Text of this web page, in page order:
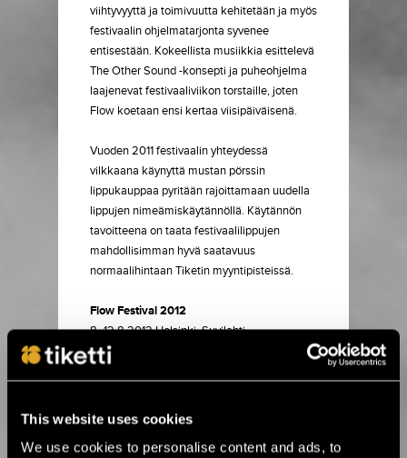
This website uses cookies
We use cookies to personalise content and ads, to
viihtyvyyttä ja toimivuutta kehitetään ja myös
festivaalin ohjelmatarjonta syvenee
entisestään. Kokeellista musiikkia esittelevä
The Other Sound -konsepti ja puheohjelma
laajenevat festivaaliviikon torstaille, joten
Flow koetaan ensi kertaa viisipäiväisenä.
Vuoden 2011 festivaalin yhteydessä
vilkkaana käynyttä mustan pörssin
lippukauppaa pyritään rajoittamaan uudella
lippujen nimeämiskäytännöllä. Käytännön
tavoitteena on taata festivaalilippujen
mahdollisimman hyvä saatavuus
normaalihintaan Tiketin myyntipisteissä.
Flow Festival 2012
8.-12.8.2012 Helsinki, Suvilahti
4 päivää: pe-su + avajaiskonsertti
alk. 161,50
1 päivä: su 12.8. alk. 71,50 €
myöhemmin)